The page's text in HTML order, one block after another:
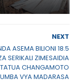
NEXT
ASEMA BILIONI 18.5
SERIKALI ZIMESAIDIA
CHANGAMOTO
VYA MADARASA